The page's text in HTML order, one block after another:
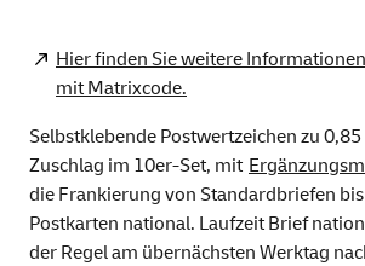
Hier finden Sie weitere
mit Matrixcode.
Selbstklebende Postwertzeichen zu 0,85
Zuschlag im 10er-Set, mit
die Frankierung von Standardbriefen
Postkarten national. Laufzeit Brief
der Regel am übernächsten Werktag